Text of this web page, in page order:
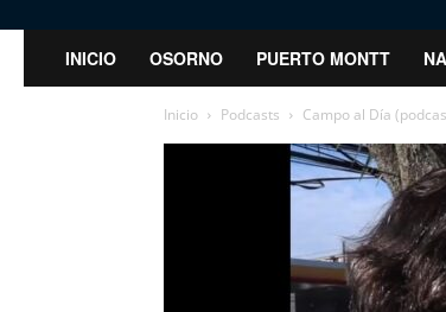
INICIO OSORNO PUERTO MONTT
Inicio Podcasts Campo al Día